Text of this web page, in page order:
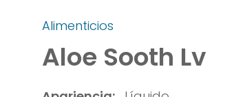
Alimenticios
Aloe Sooth Lv